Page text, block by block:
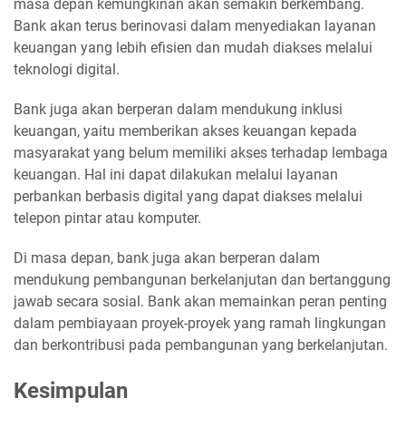
masa depan kemungkinan akan semakin berkembang.
Bank akan terus berinovasi dalam menyediakan layanan
keuangan yang lebih efisien dan mudah diakses melalui
teknologi digital.
Bank juga akan berperan dalam mendukung inklusi
keuangan, yaitu memberikan akses keuangan kepada
masyarakat yang belum memiliki akses terhadap lembaga
keuangan. Hal ini dapat dilakukan melalui layanan
perbankan berbasis digital yang dapat diakses melalui
telepon pintar atau komputer.
Di masa depan, bank juga akan berperan dalam
mendukung pembangunan berkelanjutan dan bertanggung
jawab secara sosial. Bank akan memainkan peran penting
dalam pembiayaan proyek-proyek yang ramah lingkungan
dan berkontribusi pada pembangunan yang berkelanjutan.
Kesimpulan